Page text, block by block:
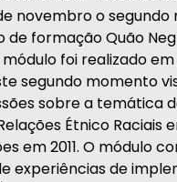
novembro o segundo
formação Quão
foi realizado
segundo momento
sobre a temática
Étnico Raciais
em 2011. O módulo
experiências de